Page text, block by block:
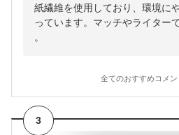
紙繊維を使用しており、環境に
っています。マッチやライター
。
全てのおすすめコメン
3